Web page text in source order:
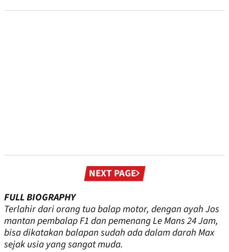
Next
page
NEXT PAGE
FULL BIOGRAPHY
Terlahir dari orang tua balap motor, dengan ayah Jos
mantan pembalap F1 dan pemenang Le Mans 24 Jam,
bisa dikatakan balapan sudah ada dalam darah Max
sejak usia yang sangat muda.